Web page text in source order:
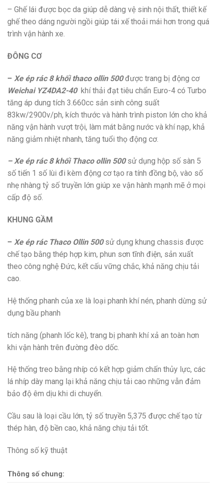
– Ghế lái được bọc da giúp dễ dàng vệ sinh nội thất, thiết kế
ghế theo dáng người ngồi giúp tái xế thoải mái hơn trong quá
trình vận hành xe.
ĐÔNG CƠ
– Xe ép rác 8 khối thaco ollin 500được trang bị động cơ
Weichai YZ4DA2-40khí thải đạt tiêu chẩn Euro-4 có Turbo
tăng áp dung tích 3.660cc sản sinh công suất
83kw/2900v/ph, kích thước và hành trình piston lớn cho khả
năng vận hành vượt trội, làm mát bằng nước và khí nạp, khả
năng giảm nhiệt nhanh, tăng tuổi thọ động cơ.
– Xe ép rác 8 khối Thaco ollin 500sử dụng hộp số sàn 5
số tiến 1 số lùi đi kèm động cơ tạo ra tính đồng bộ, vào số
nhẹ nhàng tỷ số truyền lớn giúp xe vận hành mạnh mẽ ở mọi
cấp độ số.
KHUNG GẦM
– Xe ép rác Thaco Ollin 500sử dụng khung chassis được
chế tạo bằng thép hợp kim, phun sơn tĩnh điện, sản xuất
theo công nghệ Đức, kết cấu vững chắc, khả năng chịu tải
cao.
Hệ thống phanh của xe là loại phanh khí nén, phanh dừng sử
dụng bầu phanh
tích năng (phanh lốc kê), trang bị phanh khí xả an toàn hơn
khi vận hành trên đường đèo dốc.
Hệ thống treo bằng nhíp có kết hợp giảm chấn thủy lực, các
lá nhíp dày mang lại khả năng chịu tải cao những vẫn đảm
bảo độ êm dịu khi di chuyển.
Cầu sau là loại cầu lớn, tỷ số truyền 5,375 được chế tạo từ
thép hàn, độ bền cao, khả năng chịu tải tốt.
Thông số kỹ thuật
Thông số chung: